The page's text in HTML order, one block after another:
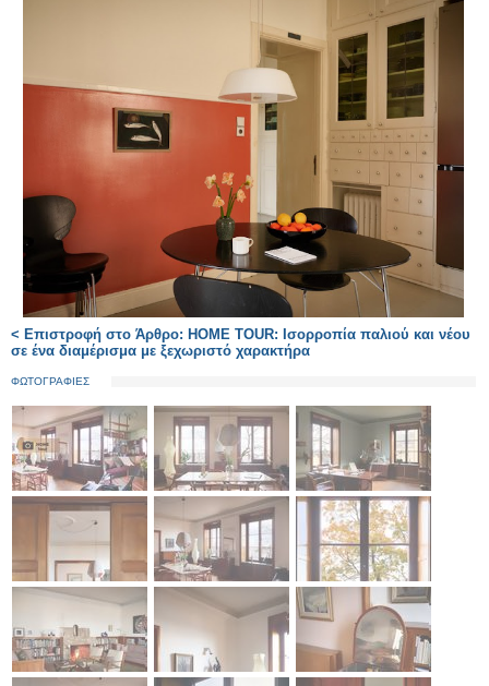
< Επιστροφή στο Άρθρο: HOME TOUR: Ισορροπία παλιού και νέου
σε ένα διαμέρισμα με ξεχωριστό χαρακτήρα
ΦΩΤΟΓΡΑΦΙΕΣ